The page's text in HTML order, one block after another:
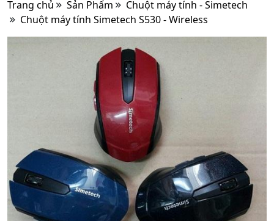
Trang chủ Sản Phẩm
Chuột máy tính - Simetech
Chuột máy tính Simetech S530 - Wireless